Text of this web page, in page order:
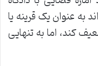
به عنوان یک قرینه یا
کند، اما به تنهایی